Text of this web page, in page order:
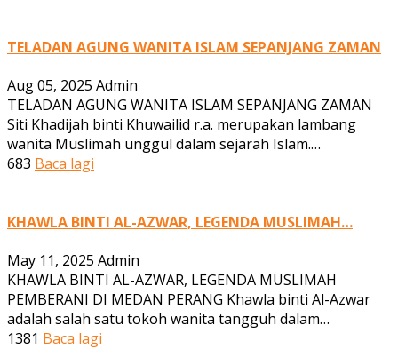
TELADAN AGUNG WANITA ISLAM SEPANJANG ZAMAN
Aug 05, 2025 Admin
TELADAN AGUNG WANITA ISLAM SEPANJANG ZAMAN
Siti Khadijah binti Khuwailid r.a. merupakan lambang
wanita Muslimah unggul dalam sejarah Islam.…
683 Baca lagi
KHAWLA BINTI AL-AZWAR, LEGENDA MUSLIMAH…
May 11, 2025 Admin
KHAWLA BINTI AL-AZWAR, LEGENDA MUSLIMAH
PEMBERANI DI MEDAN PERANG Khawla binti Al-Azwar
adalah salah satu tokoh wanita tangguh dalam…
1381 Baca lagi